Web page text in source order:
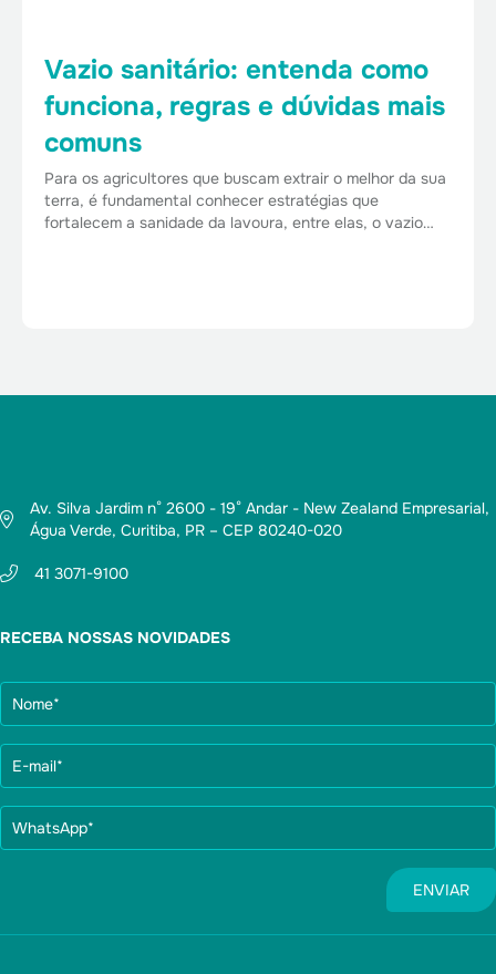
Vazio sanitário: entenda como
funciona, regras e dúvidas mais
comuns
Para os agricultores que buscam extrair o melhor da sua
terra, é fundamental conhecer estratégias que
fortalecem a sanidade da lavoura, entre elas, o vazio…
Av. Silva Jardim n° 2600 - 19° Andar - New Zealand Empresarial,
Água Verde, Curitiba, PR – CEP 80240-020
41 3071-9100
RECEBA NOSSAS NOVIDADES